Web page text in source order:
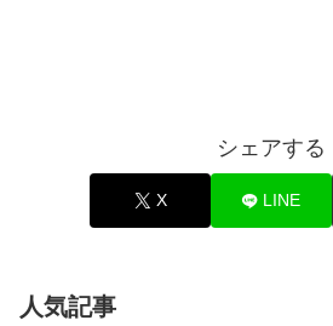
シェアする
X LINE
人気記事